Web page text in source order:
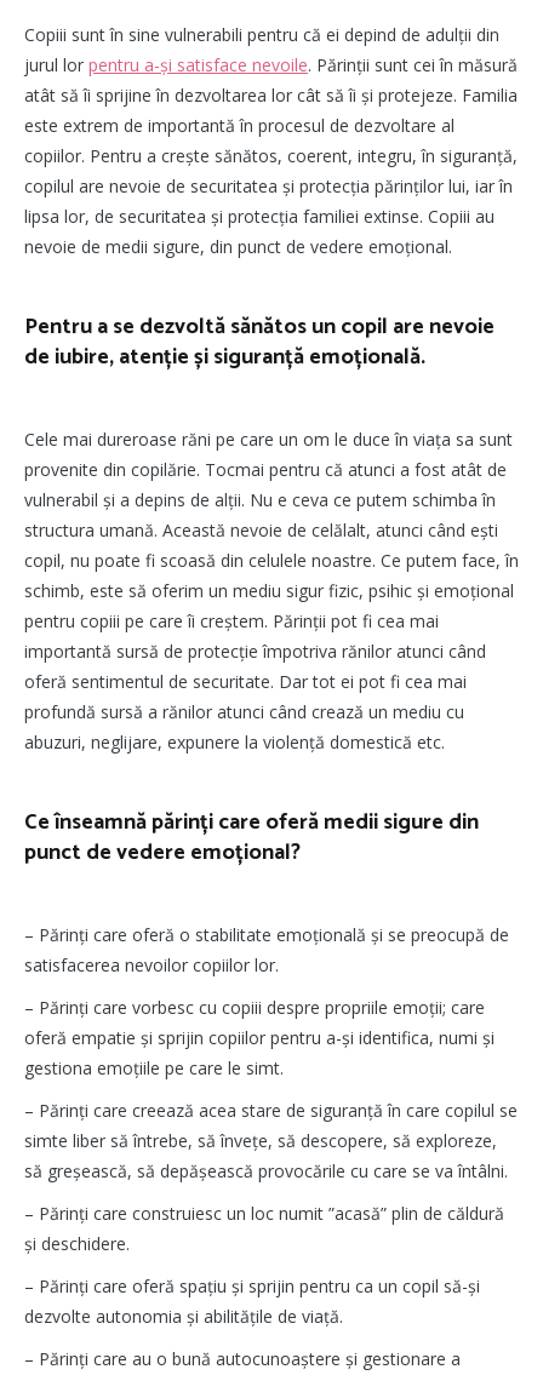
Copiii sunt în sine vulnerabili pentru că ei depind de adulții din
jurul lor pentru a-și satisface nevoile. Părinții sunt cei în măsură
atât să îi sprijine în dezvoltarea lor cât să îi și protejeze. Familia
este extrem de importantă în procesul de dezvoltare al
copiilor. Pentru a crește sănătos, coerent, integru, în siguranță,
copilul are nevoie de securitatea și protecția părinților lui, iar în
lipsa lor, de securitatea și protecția familiei extinse. Copiii au
nevoie de medii sigure, din punct de vedere emoțional.
Pentru a se dezvoltă sănătos un copil are nevoie
de iubire, atenție și siguranță emoțională.
Cele mai dureroase răni pe care un om le duce în viața sa sunt
provenite din copilărie. Tocmai pentru că atunci a fost atât de
vulnerabil și a depins de alții. Nu e ceva ce putem schimba în
structura umană. Această nevoie de celălalt, atunci când ești
copil, nu poate fi scoasă din celulele noastre. Ce putem face, în
schimb, este să oferim un mediu sigur fizic, psihic și emoțional
pentru copiii pe care îi creștem. Părinții pot fi cea mai
importantă sursă de protecție împotriva rănilor atunci când
oferă sentimentul de securitate. Dar tot ei pot fi cea mai
profundă sursă a rănilor atunci când crează un mediu cu
abuzuri, neglijare, expunere la violență domestică etc.
Ce înseamnă părinți care oferă medii sigure din
punct de vedere emoțional?
– Părinți care oferă o stabilitate emoțională și se preocupă de
satisfacerea nevoilor copiilor lor.
– Părinți care vorbesc cu copiii despre propriile emoții; care
oferă empatie și sprijin copiilor pentru a-și identifica, numi și
gestiona emoțiile pe care le simt.
– Părinți care creează acea stare de siguranță în care copilul se
simte liber să întrebe, să învețe, să descopere, să exploreze,
să greșească, să depășească provocările cu care se va întâlni.
– Părinți care construiesc un loc numit ”acasă” plin de căldură
și deschidere.
– Părinți care oferă spațiu și sprijin pentru ca un copil să-și
dezvolte autonomia și abilitățile de viață.
– Părinți care au o bună autocunoaștere și gestionare a